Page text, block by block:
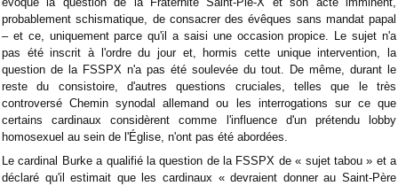
probablement schismatique, de consacrer des évêques sans mandat papal
– et ce, uniquement parce qu'il a saisi une occasion propice. Le sujet n'a
pas été inscrit à l'ordre du jour et, hormis cette unique intervention, la
question de la FSSPX n'a ​​pas été soulevée du tout. De même, durant le
reste du consistoire, d'autres questions cruciales, telles que le très
controversé Chemin synodal allemand ou les interrogations sur ce que
certains cardinaux considèrent comme l'influence d'un prétendu lobby
homosexuel au sein de l'Église, n'ont pas été abordées.
Le cardinal Burke a qualifié la question de la FSSPX de « sujet tabou » et a
déclaré qu'il estimait que les cardinaux « devraient donner au Saint-Père